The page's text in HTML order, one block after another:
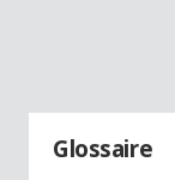
Glossaire